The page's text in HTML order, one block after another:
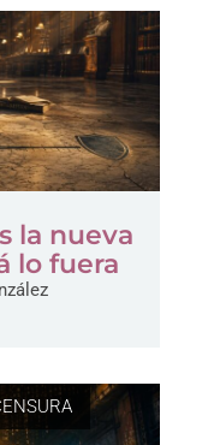
la nueva
lo fuera